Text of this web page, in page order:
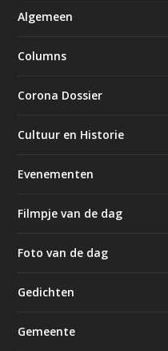
Algemeen
Columns
Corona Dossier
Cultuur en Historie
Evenementen
Filmpje van de dag
Foto van de dag
Gedichten
Gemeente